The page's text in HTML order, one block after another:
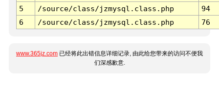
5
/source/class/jzmysql.class.php
94
6
/source/class/jzmysql.class.php 76
www.365jz.com 已经将此出错信息详细记录, 由此给您带来的访问不便我
们深感歉意.